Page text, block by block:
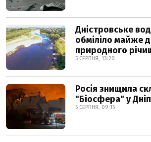
Дністровське
обміліло майже
природного
5 СЕРПНЯ, 13:20
Росія знищила
"Біосфера" у
5 СЕРПНЯ, 09:15